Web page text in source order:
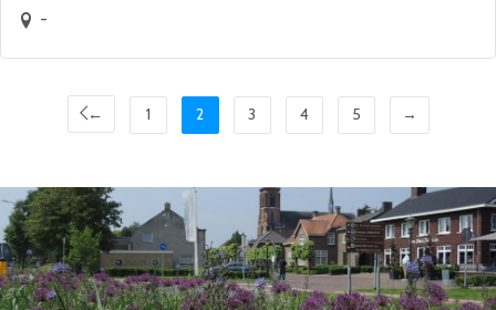
-
← 1 2 3 4 5 →